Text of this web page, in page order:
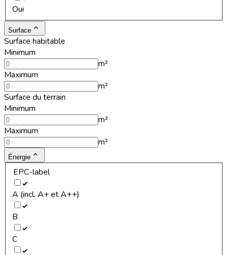
Oui
Surface
Surface habitable
Minimum
m²
Maximum
m²
Surface du terrain
Minimum
m²
Maximum
m²
Énergie
EPC-label
A (incl. A+ et A++)
B
C